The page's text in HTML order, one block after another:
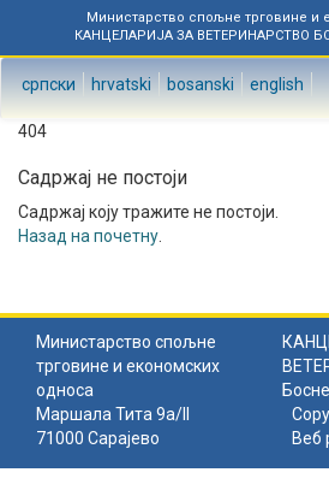
Министарство спољне трговине и
КАНЦЕЛАРИЈА ЗА ВЕТЕРИНАРСТВО
српски hrvatski bosanski english
404
Садржај не постоји
Садржај коју тражите не постоји.
Назад на почетну
Министарство спољне
трговине и економских
односа
Маршала Тита 9а/II
71000 Сарајево
Веб